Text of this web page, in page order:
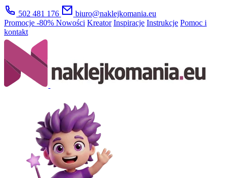
502 481 176
biuro@naklejkomania.eu
Promocje -80% Nowości Kreator Inspiracje Instrukcje Pomoc i
kontakt